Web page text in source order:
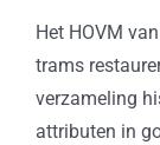
Het HOVM
trams
verzameling
attributen in